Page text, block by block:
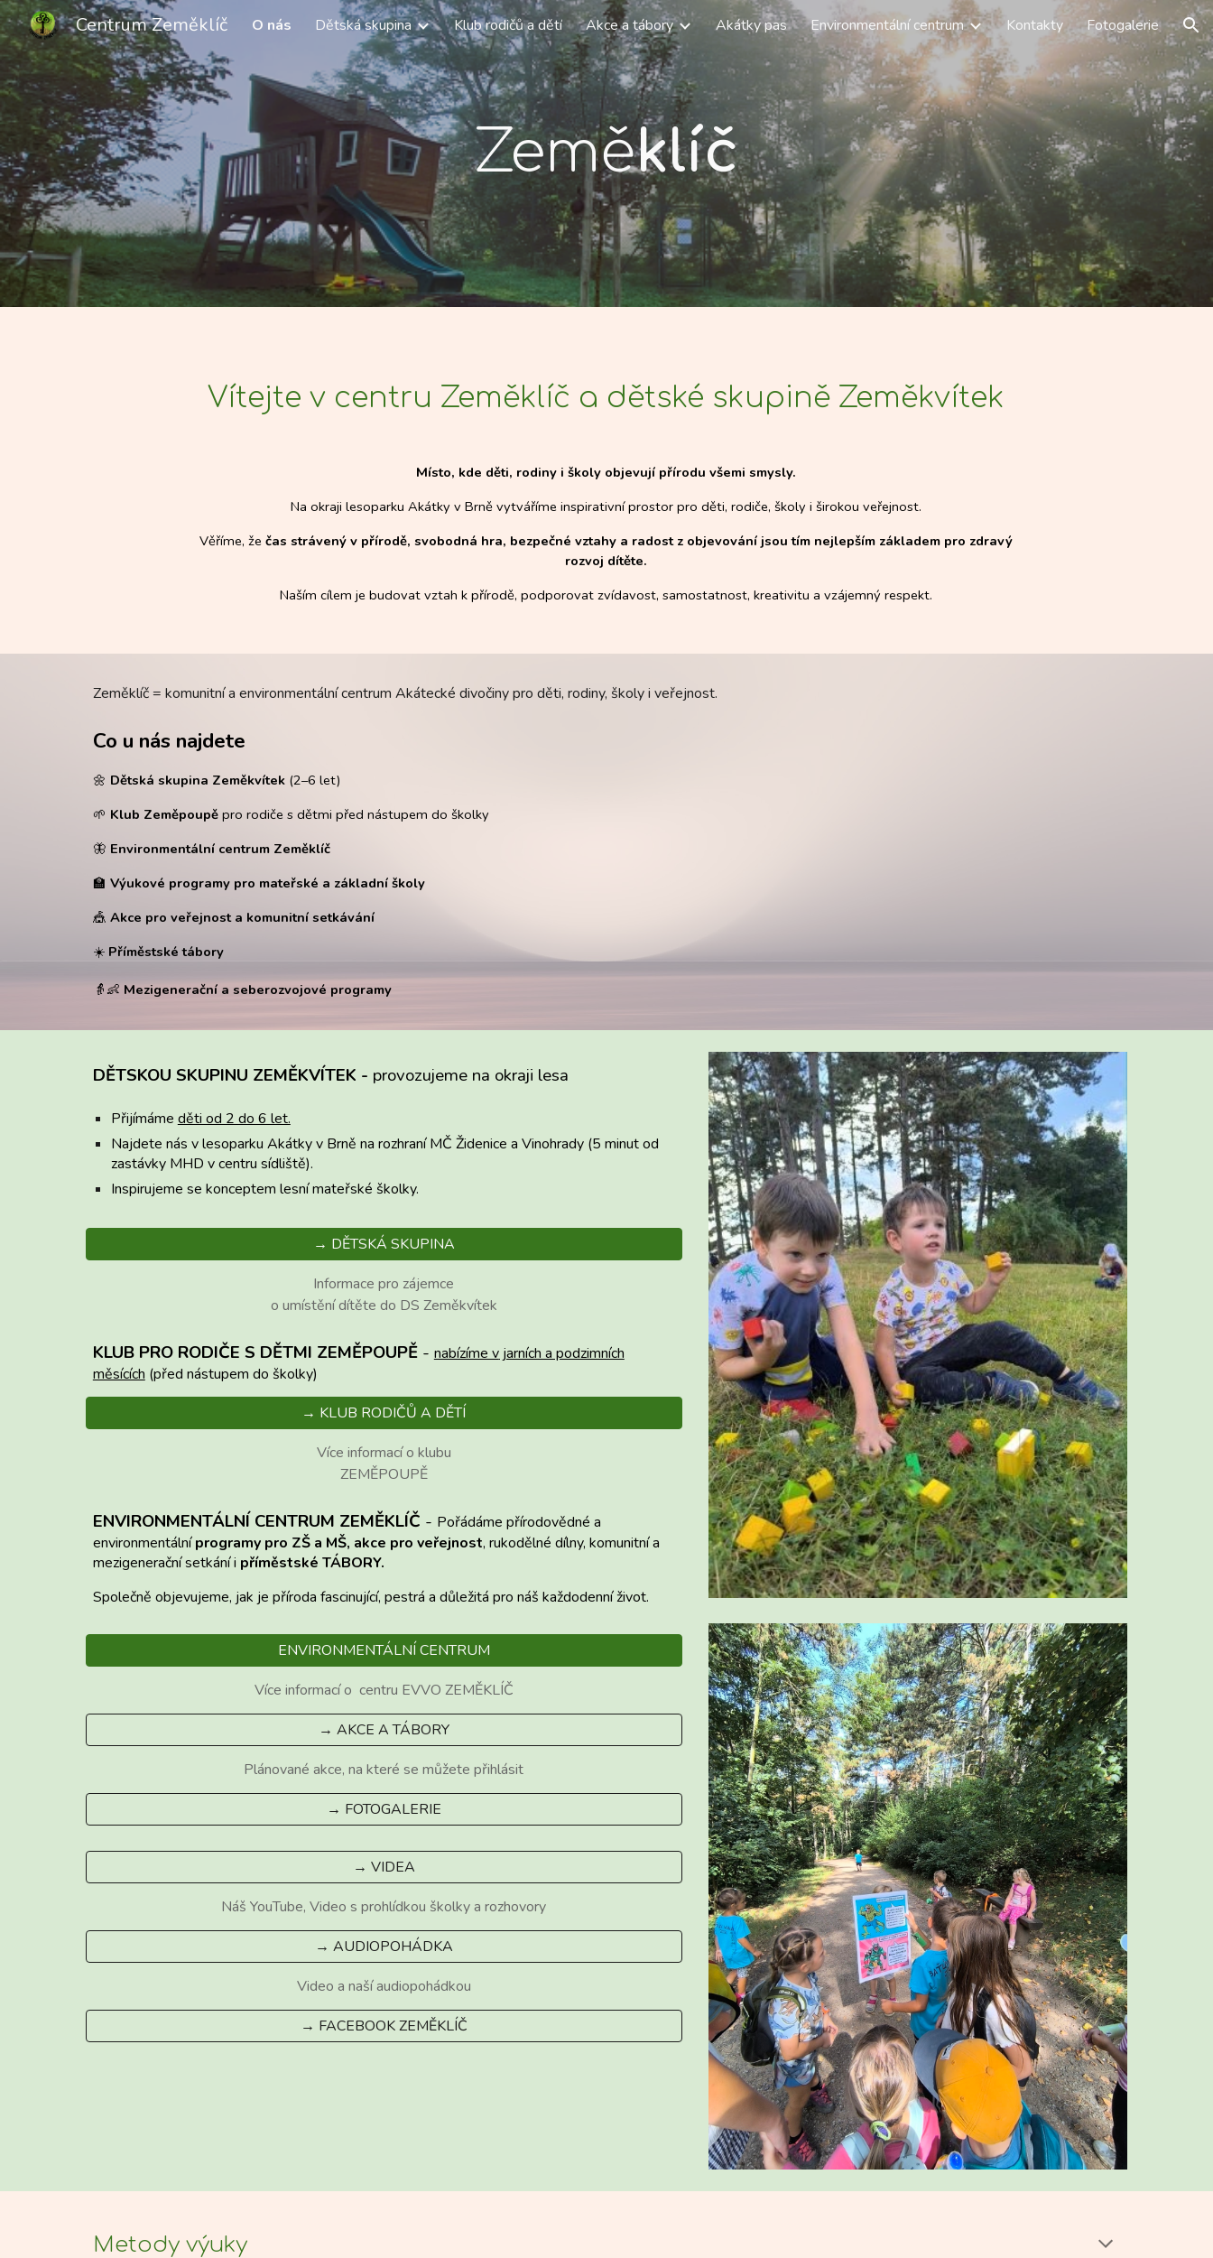
Skip to main content Skip to navigation
Centrum Zeměklíč O nás Dětská skupina Klub rodičů a dětí Akce a tábory Akátky pas Environmentální centrum Kontakty Fotogalerie
Zeměklíč
Vítejte v centru Zeměklíč a dětské skupině Zeměkvítek
Místo, kde děti, rodiny i školy objevují přírodu všemi smysly.
Na okraji lesoparku Akátky v Brně vytváříme inspirativní prostor pro děti, rodiče, školy i širokou veřejnost.
Věříme, žečas strávený v přírodě, svobodná hra, bezpečné vztahy a radost z objevování jsou tím nejlepším základem pro zdravý
rozvoj dítěte.
Naším cílem je budovat vztah k přírodě, podporovat zvídavost, samostatnost, kreativitu a vzájemný respekt.
Zeměklíč = komunitní a environmentální centrum Akátecké divočiny pro děti, rodiny, školy i veřejnost.
Co u nás najdete
🌼 Dětská skupina Zeměkvítek(2–6 let)
🌱 Klub Zeměpoupěpro rodiče s dětmi před nástupem do školky
🦋 Environmentální centrum Zeměklíč
🏫 Výukové programy pro mateřské a základní školy
🎪 Akce pro veřejnost a komunitní setkávání
☀️ Příměstské tábory
👵👶 Mezigenerační a seberozvojové programy
DĚTSKOU SKUPINU ZEMĚKVÍTEK - provozujeme na okraji lesa
Přijímáme děti od 2 do 6 let.
Najdete nás v lesoparku Akátky v Brně na rozhraní MČ Židenice a Vinohrady (5 minut od
zastávky MHD v centru sídliště).
Inspirujeme se konceptem lesní mateřské školky.
→ DĚTSKÁ SKUPINA
Informace pro zájemce
o umístění dítěte do DS Zeměkvítek
KLUB PRO RODIČE S DĚTMI ZEMĚPOUPĚ- nabízíme vjarních a podzimních
měsících (před nástupem do školky)
→ KLUB RODIČŮ A DĚTÍ
Více informací o klubu
ZEMĚPOUPĚ
ENVIRONMENTÁLNÍ CENTRUM ZEMĚKLÍČ - Pořádáme přírodovědné a
environmentálníprogramy pro ZŠ a MŠ, akce pro veřejnost, rukodělné dílny, komunitní a
mezigenerační setkání i příměstské TÁBORY.
Společně objevujeme, jak je příroda fascinující, pestrá a důležitá pro náš každodenní život.
ENVIRONMENTÁLNÍ CENTRUM
Více informací o centru EVVO ZEMĚKLÍČ
→ AKCE A TÁBORY
Plánované akce, na které se můžete přihlásit
→ FOTOGALERIE
→ VIDEA
Náš YouTube,Video s prohlídkou školky a rozhovory
→ AUDIOPOHÁDKA
Video a naší audiopohádkou
→ FACEBOOK ZEMĚKLÍČ
Metody výuky